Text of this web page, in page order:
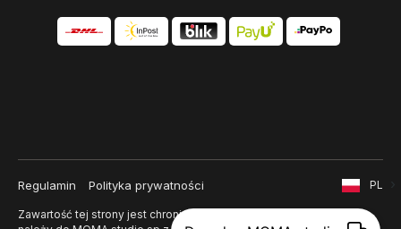
Regulamin Polityka prywatności
Zawartość tej strony jest chroniona prawem autorskim i
PL